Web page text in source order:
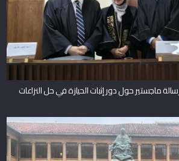
ماجستير حول دور إثبات الحيازة في حل النزاعات